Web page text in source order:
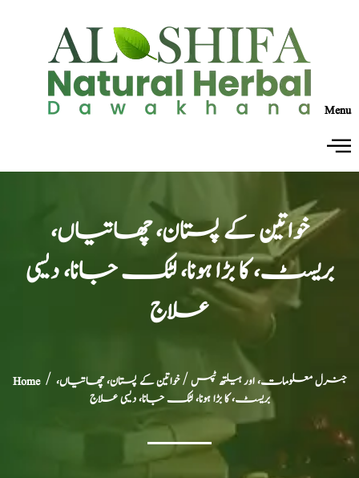
Menu
خواتین کے پستان، چھاتیاں،
بریسٹ، کا بڑا ہونا، لٹک جانا، دیسی
علاج
Home/ جنرل معلومات، اور ہیلتھ ٹپس/ خواتین کے پستان، چھاتیاں،
بریسٹ، کا بڑا ہونا، لٹک جانا، دیسی علاج